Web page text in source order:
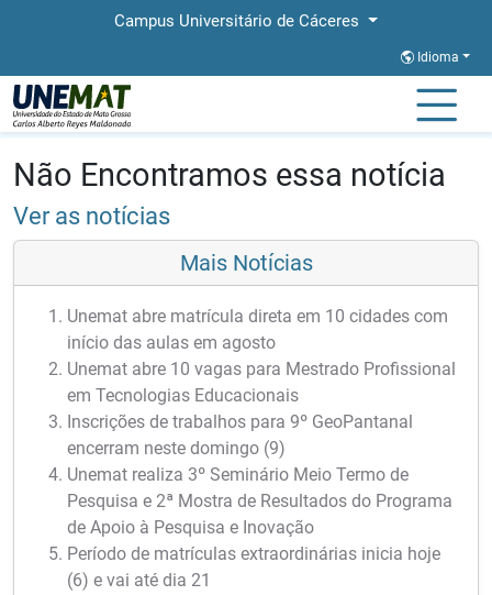
Campus Universitário de Cáceres
Idioma
Página Inicial
Não Encontramos essa notícia
Ver as notícias
Mais Notícias
Unemat abre matrícula direta em 10 cidades com
início das aulas em agosto
Unemat abre 10 vagas para Mestrado Profissional
em Tecnologias Educacionais
Inscrições de trabalhos para 9º GeoPantanal
encerram neste domingo (9)
Unemat realiza 3º Seminário Meio Termo de
Pesquisa e 2ª Mostra de Resultados do Programa
de Apoio à Pesquisa e Inovação
Período de matrículas extraordinárias inicia hoje
(6) e vai até dia 21